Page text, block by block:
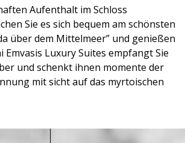
Aufenthalt im Schloss
Sie es sich bequem am schönsten
über dem Mittelmeer” und genießen
Emvasis Luxury Suites empfangt Sie
und schenkt ihnen momente der
mit sicht auf das myrtoischen